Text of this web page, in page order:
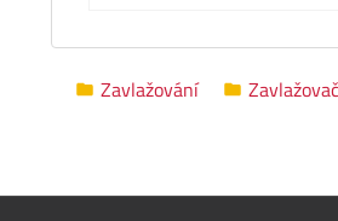
Zavlažování